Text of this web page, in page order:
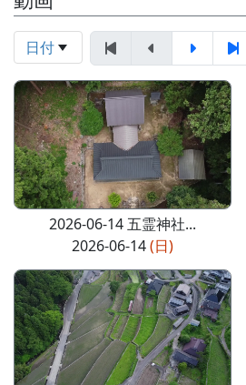
日付
2026-06-14 五霊神社...
2026-06-14(日)